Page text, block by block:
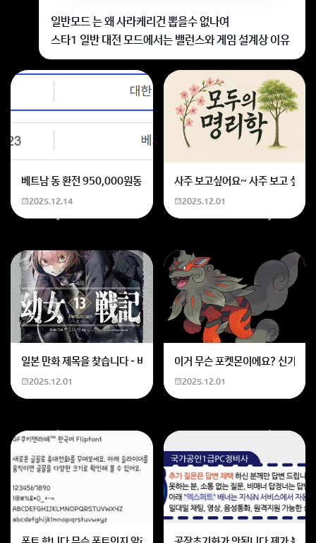
일반모드 는 왜 사라케리건 뽑을수 없나여
스타1 일반 대전 모드에서는 밸런스와 게임 설계상 이유
로 사라 케리건을 뽑을 수 없습니다.
캠페인이나 유즈맵에서는 등장하지만, 공식 대전에서는
지원하지 않습니다
회원가입 혹은 광고 [X]를 누르면 내용이 보입니다
베트남 동 환전 950,000원동 한화 계산할때0하나 빼고 나누기 2하면
2025.12.14
사주 보고싶어요~ 사주 보고 싶
2025.12.01
일본 만화 제목을 찾습니다 - 비행 마법 저격 여자 기억하기로는 위의 내
2025.12.01
이거 무슨 포켓몬이에요? 신기하
2025.12.01